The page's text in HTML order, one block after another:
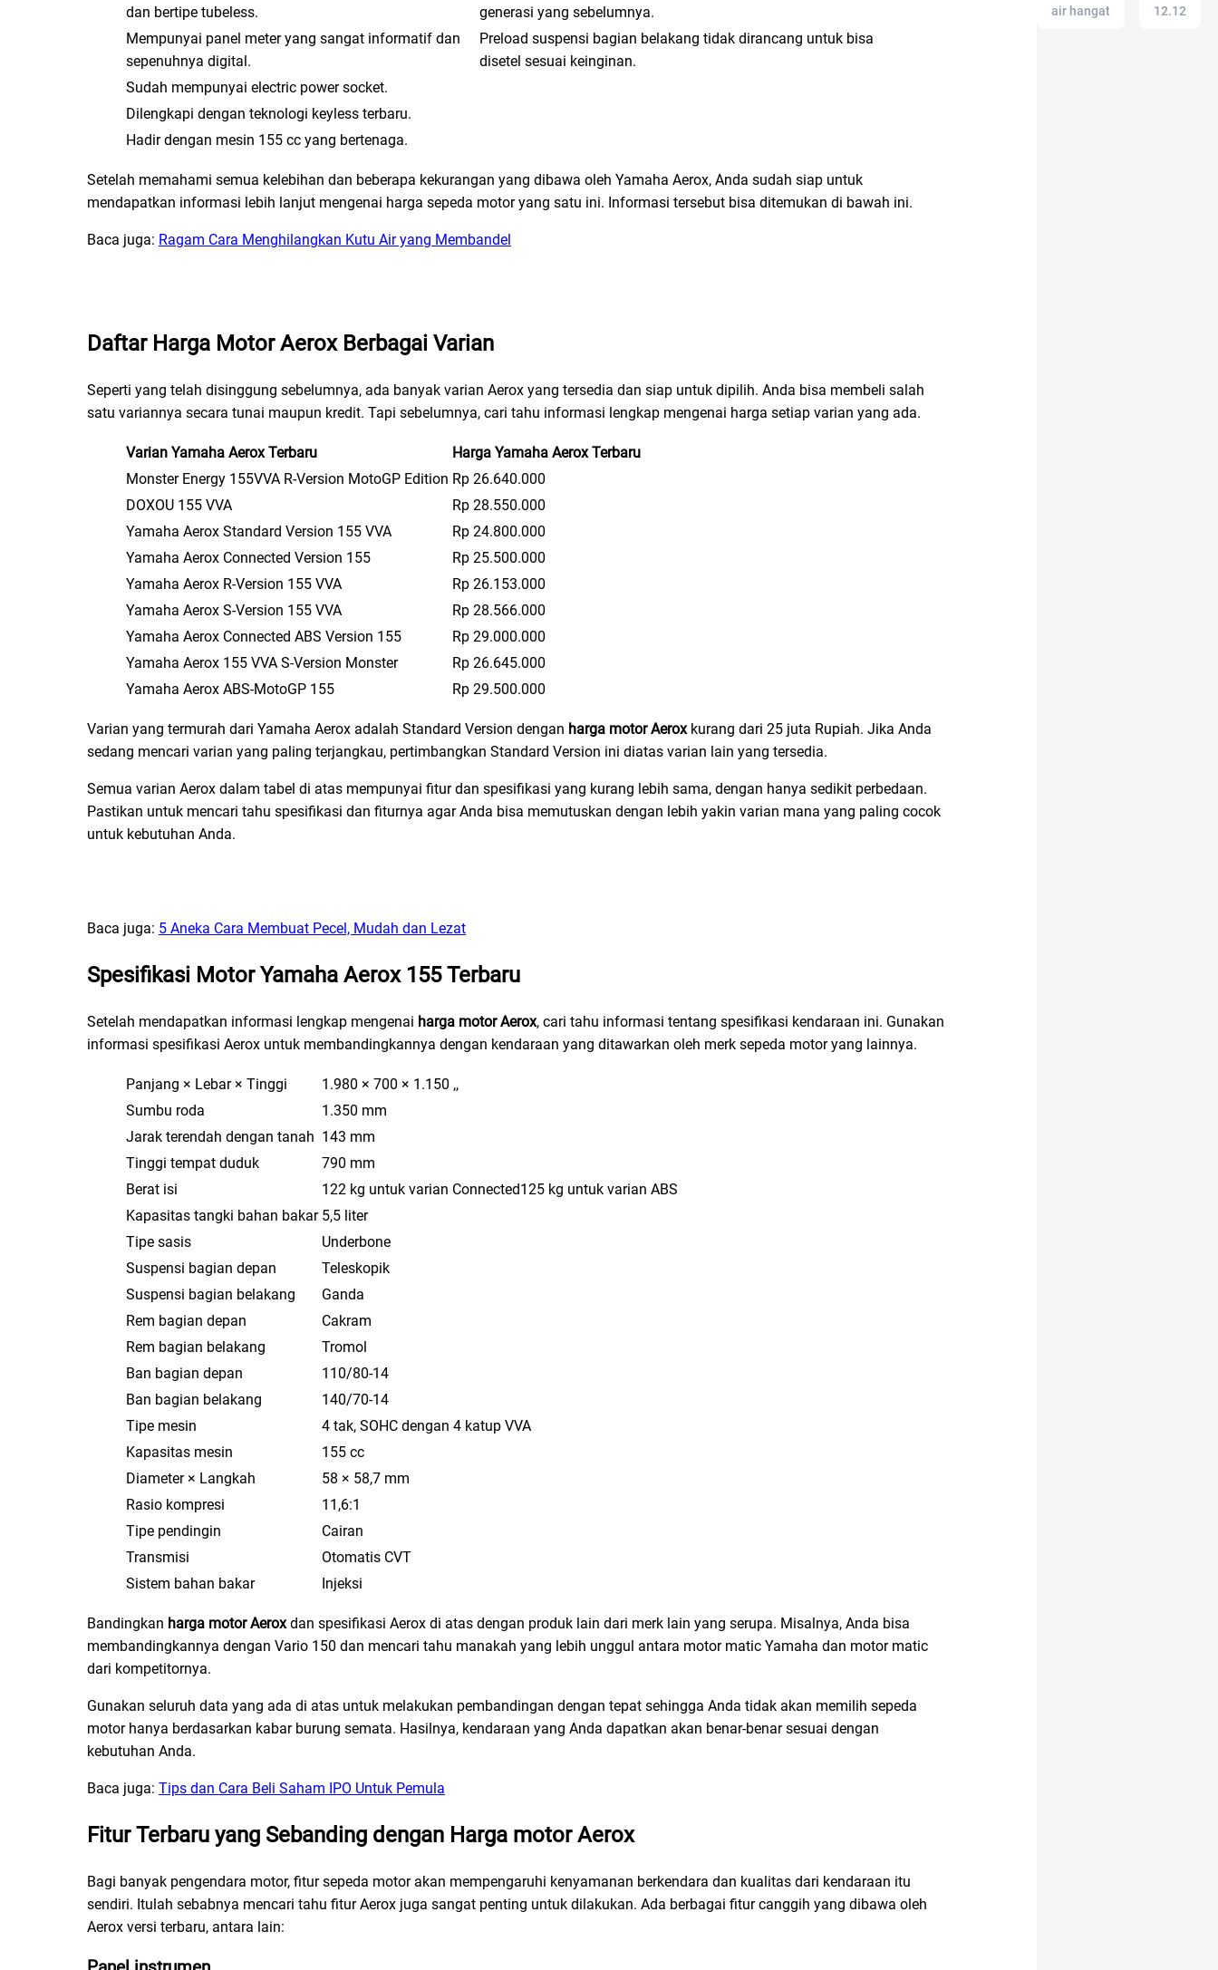
dan bertipe tubeless.
generasi yang sebelumnya.
Mempunyai panel meter yang sangat informatif dan
sepenuhnya digital.
Preload suspensi bagian belakang tidak dirancang untuk bisa
disetel sesuai keinginan.
Sudah mempunyai electric power socket.
Dilengkapi dengan teknologi keyless terbaru.
Hadir dengan mesin 155 cc yang bertenaga.
Setelah memahami semua kelebihan dan beberapa kekurangan yang dibawa oleh Yamaha Aerox, Anda sudah siap untuk
mendapatkan informasi lebih lanjut mengenai harga sepeda motor yang satu ini. Informasi tersebut bisa ditemukan di bawah ini.
Baca juga: Ragam Cara Menghilangkan Kutu Air yang Membandel
Daftar Harga Motor Aerox Berbagai Varian
Seperti yang telah disinggung sebelumnya, ada banyak varian Aerox yang tersedia dan siap untuk dipilih. Anda bisa membeli salah
satu variannya secara tunai maupun kredit. Tapi sebelumnya, cari tahu informasi lengkap mengenai harga setiap varian yang ada.
Varian Yamaha Aerox Terbaru
Harga Yamaha Aerox Terbaru
Monster Energy 155VVA R-Version MotoGP Edition Rp 26.640.000
DOXOU 155 VVA
Rp 28.550.000
Yamaha Aerox Standard Version 155 VVA
Rp 24.800.000
Yamaha Aerox Connected Version 155
Rp 25.500.000
Yamaha Aerox R-Version 155 VVA
Rp 26.153.000
Yamaha Aerox S-Version 155 VVA
Rp 28.566.000
Yamaha Aerox Connected ABS Version 155
Rp 29.000.000
Yamaha Aerox 155 VVA S-Version Monster
Rp 26.645.000
Yamaha Aerox ABS-MotoGP 155
Rp 29.500.000
Varian yang termurah dari Yamaha Aerox adalah Standard Version dengan harga motor Aeroxkurang dari 25 juta Rupiah. Jika Anda
sedang mencari varian yang paling terjangkau, pertimbangkan Standard Version ini diatas varian lain yang tersedia.
Semua varian Aerox dalam tabel di atas mempunyai fitur dan spesifikasi yang kurang lebih sama, dengan hanya sedikit perbedaan.
Pastikan untuk mencari tahu spesifikasi dan fiturnya agar Anda bisa memutuskan dengan lebih yakin varian mana yang paling cocok
untuk kebutuhan Anda.
Baca juga: 5 Aneka Cara Membuat Pecel, Mudah dan Lezat
Spesifikasi Motor Yamaha Aerox 155 Terbaru
Setelah mendapatkan informasi lengkap mengenai harga motor Aerox, cari tahu informasi tentang spesifikasi kendaraan ini. Gunakan
informasi spesifikasi Aerox untuk membandingkannya dengan kendaraan yang ditawarkan oleh merk sepeda motor yang lainnya.
Panjang × Lebar × Tinggi
1.980 × 700 × 1.150 ,,
Sumbu roda
1.350 mm
Jarak terendah dengan tanah 143 mm
Tinggi tempat duduk
790 mm
Berat isi
122 kg untuk varian Connected125 kg untuk varian ABS
Kapasitas tangki bahan bakar 5,5 liter
Tipe sasis
Underbone
Suspensi bagian depan
Teleskopik
Suspensi bagian belakang
Ganda
Rem bagian depan
Cakram
Rem bagian belakang
Tromol
Ban bagian depan
110/80-14
Ban bagian belakang
140/70-14
Tipe mesin
4 tak, SOHC dengan 4 katup VVA
Kapasitas mesin
155 cc
Diameter × Langkah
58 × 58,7 mm
Rasio kompresi
11,6:1
Tipe pendingin
Cairan
Transmisi
Otomatis CVT
Sistem bahan bakar
Injeksi
Bandingkan harga motor Aeroxdan spesifikasi Aerox di atas dengan produk lain dari merk lain yang serupa. Misalnya, Anda bisa
membandingkannya dengan Vario 150 dan mencari tahu manakah yang lebih unggul antara motor matic Yamaha dan motor matic
dari kompetitornya.
Gunakan seluruh data yang ada di atas untuk melakukan pembandingan dengan tepat sehingga Anda tidak akan memilih sepeda
motor hanya berdasarkan kabar burung semata. Hasilnya, kendaraan yang Anda dapatkan akan benar-benar sesuai dengan
kebutuhan Anda.
Baca juga: Tips dan Cara Beli Saham IPO Untuk Pemula
Fitur Terbaru yang Sebanding dengan Harga motor Aerox
Bagi banyak pengendara motor, fitur sepeda motor akan mempengaruhi kenyamanan berkendara dan kualitas dari kendaraan itu
sendiri. Itulah sebabnya mencari tahu fitur Aerox juga sangat penting untuk dilakukan. Ada berbagai fitur canggih yang dibawa oleh
Aerox versi terbaru, antara lain:
air hangat 12.12